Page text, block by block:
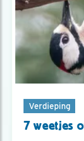
Verdieping
7 weetjes